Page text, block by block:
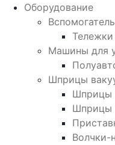
Оборудование
Тележки
Машины для
Шприцы
Шприцы
Шприцы
Волчки-